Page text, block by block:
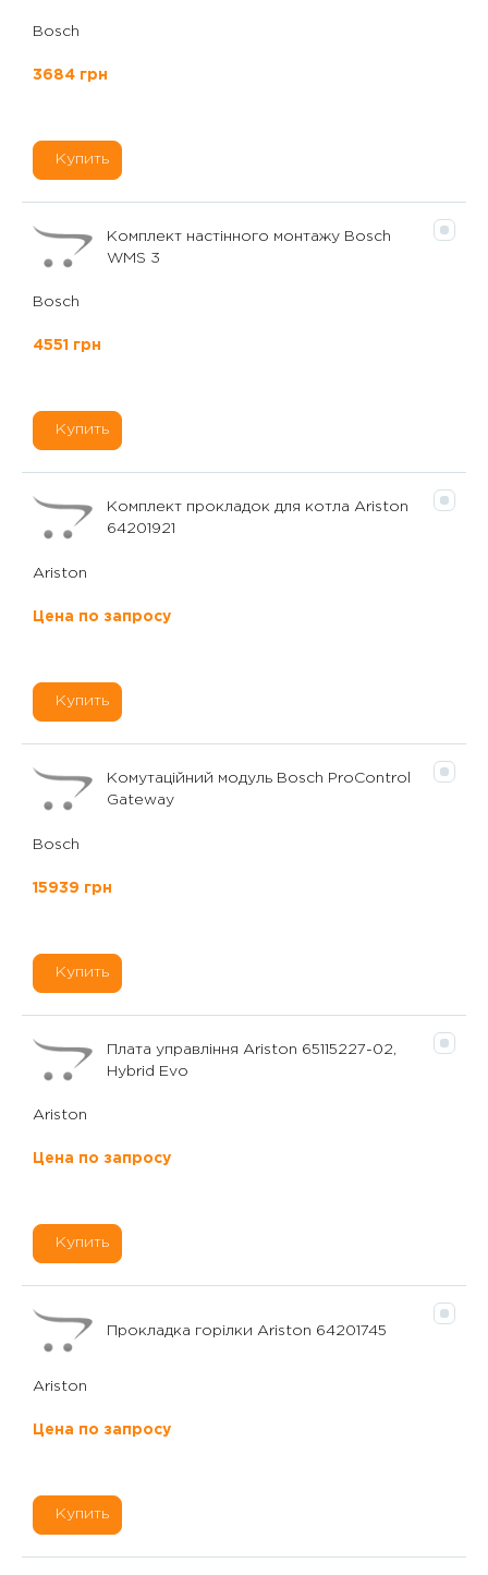
Bosch
3684 грн
Купить
Комплект настінного монтажу Bosch
WMS 3
Bosch
4551 грн
Купить
Комплект прокладок для котла Ariston
64201921
Ariston
Цена по запросу
Купить
Комутаційний модуль Bosch ProControl
Gateway
Bosch
15939 грн
Купить
Плата управління Ariston 65115227-02,
Hybrid Evo
Ariston
Цена по запросу
Купить
Прокладка горілки Ariston 64201745
Ariston
Цена по запросу
Купить